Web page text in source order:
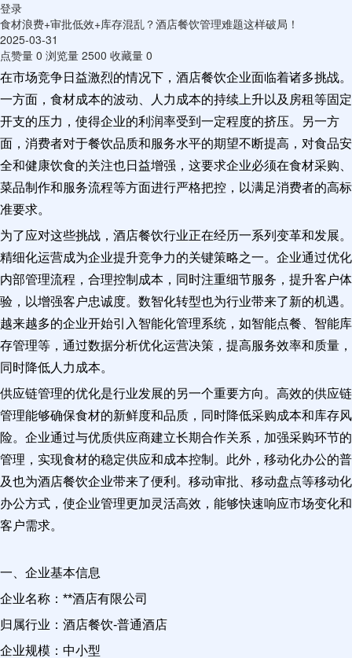
登录
食材浪费+审批低效+库存混乱？酒店餐饮管理难题这样破局！
2025-03-31
点赞量 0 浏览量 2500 收藏量 0
在市场竞争日益激烈的情况下，酒店餐饮企业面临着诸多挑战。
一方面，食材成本的波动、人力成本的持续上升以及房租等固定
开支的压力，使得企业的利润率受到一定程度的挤压。另一方
面，消费者对于餐饮品质和服务水平的期望不断提高，对食品安
全和健康饮食的关注也日益增强，这要求企业必须在食材采购、
菜品制作和服务流程等方面进行严格把控，以满足消费者的高标
准要求。
为了应对这些挑战，酒店餐饮行业正在经历一系列变革和发展。
精细化运营成为企业提升竞争力的关键策略之一。企业通过优化
内部管理流程，合理控制成本，同时注重细节服务，提升客户体
验，以增强客户忠诚度。数智化转型也为行业带来了新的机遇。
越来越多的企业开始引入智能化管理系统，如智能点餐、智能库
存管理等，通过数据分析优化运营决策，提高服务效率和质量，
同时降低人力成本。
供应链管理的优化是行业发展的另一个重要方向。高效的供应链
管理能够确保食材的新鲜度和品质，同时降低采购成本和库存风
险。企业通过与优质供应商建立长期合作关系，加强采购环节的
管理，实现食材的稳定供应和成本控制。此外，移动化办公的普
及也为酒店餐饮企业带来了便利。移动审批、移动盘点等移动化
办公方式，使企业管理更加灵活高效，能够快速响应市场变化和
客户需求。
一、企业基本信息
企业名称：**酒店有限公司
归属行业：酒店餐饮-普通酒店
企业规模：中小型